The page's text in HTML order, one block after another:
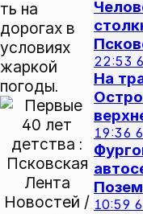
ть на
дорогах в
условиях
жаркой
погоды.
22:53
На
19:36
10:59